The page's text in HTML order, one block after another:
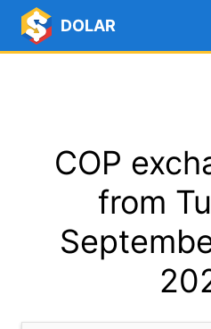
DOLAR
COP
from